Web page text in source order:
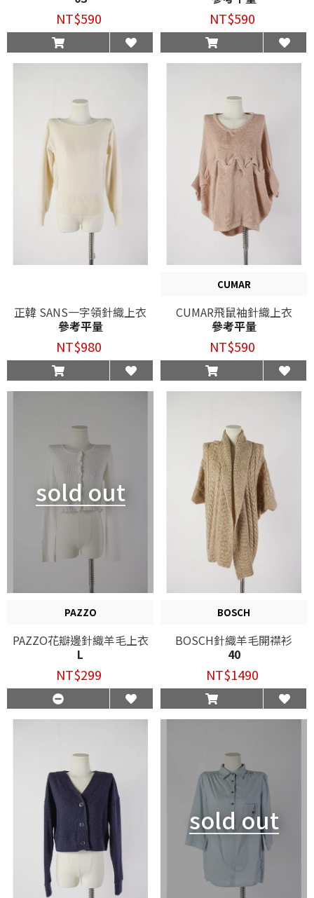
NT$590 NT$590
正韓 SANS一字領針織上衣
參考平量
NT$980
CUMAR
CUMAR飛鼠袖針織上衣
參考平量
NT$590
sold out
PAZZO
PAZZO花瓣邊針織羊毛上衣
L
NT$299
BOSCH
BOSCH針織羊毛開襟衫
40
NT$1490
sold out